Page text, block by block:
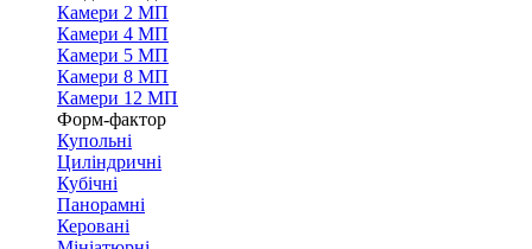
Камери 2 МП
Камери 4 МП
Камери 5 МП
Камери 8 МП
Камери 12 МП
Форм-фактор
Купольні
Циліндричні
Кубічні
Панорамні
Керовані